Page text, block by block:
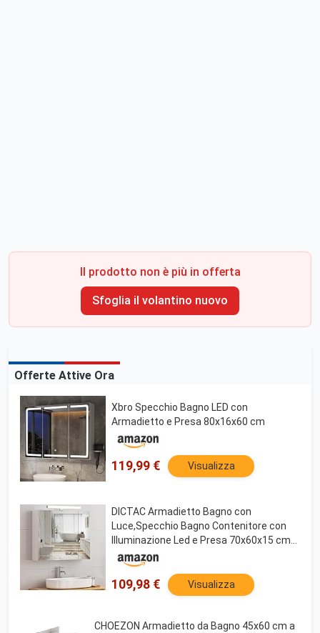
Il prodotto non è più in offerta
Sfoglia il volantino nuovo
Offerte Attive Ora
Xbro Specchio Bagno LED con
Armadietto e Presa 80x16x60 cm
119,99 € Visualizza
DICTAC Armadietto Bagno con
Luce,Specchio Bagno Contenitore con
Illuminazione Led e Presa 70x60x15 cm
Armadietto con Specchio e 3 Ante e
Conservazione Mobile bagno con
specchios,Bianco
109,98 € Visualizza
CHOEZON Armadietto da Bagno 45x60 cm a